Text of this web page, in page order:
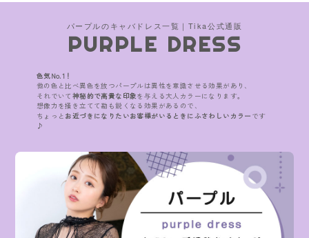
パープルのキャバドレス一覧｜Tika公式通販
PURPLE DRESS
色気No.1！
他の色と比べ異色を放つパープルは異性を意識させる効果があり、
それでいて 神秘的で高貴な印象を与える大人カラーになります。
想像力を掻き立てて勘も鋭くなる効果があるので、
ちょっと お近づきになりたいお客様がいるときにふさわしいカラー です
♪